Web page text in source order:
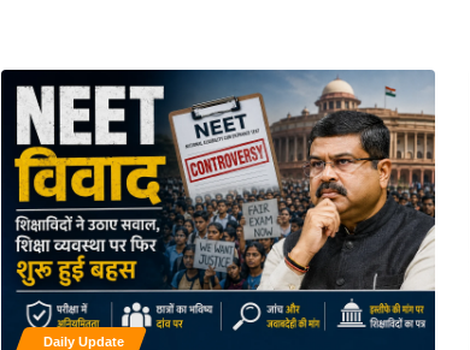
Daily Update